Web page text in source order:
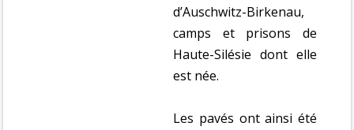
d’Auschwitz-Birkenau,
camps et prisons de
Haute-Silésie dont elle
est née.
Les pavés ont ainsi été